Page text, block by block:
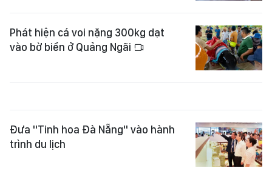
Phát hiện cá voi nặng 300kg dạt
vào bờ biển ở Quảng Ngãi
Đưa "Tinh hoa Đà Nẵng" vào hành
trình du lịch